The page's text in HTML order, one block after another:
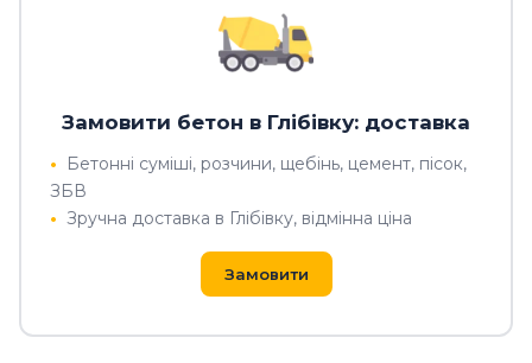
Замовити бетон в Глібівку: доставка
Бетонні суміші, розчини, щебінь, цемент, пісок,
ЗБВ
Зручна доставка в Глібівку, відмінна ціна
Замовити